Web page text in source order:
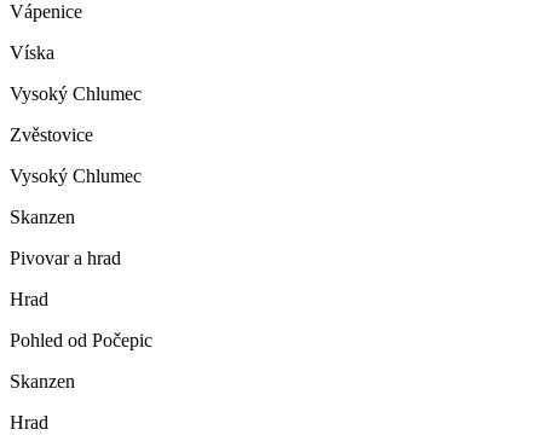
Vápenice
Víska
Vysoký Chlumec
Zvěstovice
Vysoký Chlumec
Skanzen
Pivovar a hrad
Hrad
Pohled od Počepic
Skanzen
Hrad